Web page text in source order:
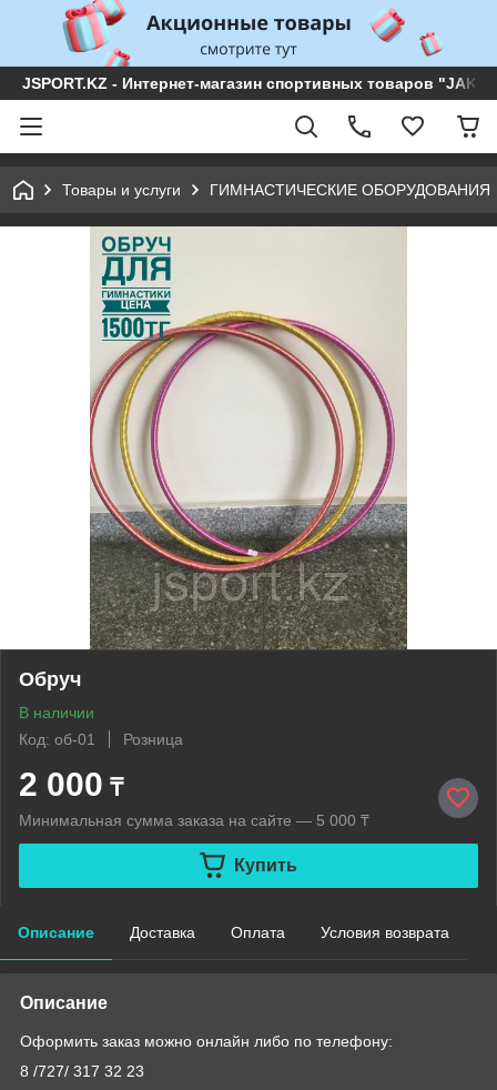
JSPORT.KZ - Интернет-магазин спортивных товаров
Товары и услуги ГИМНАСТИЧЕСКИЕ ОБОРУДОВАНИЯ
Обруч
В наличии
Код: об-01
Розница
2 000 ₸
Минимальная сумма заказа на сайте — 5 000 ₸
Купить
Описание Доставка Оплата Условия возврата
Описание
Оформить заказ можно онлайн либо по телефону:
8 /727/ 317 32 23